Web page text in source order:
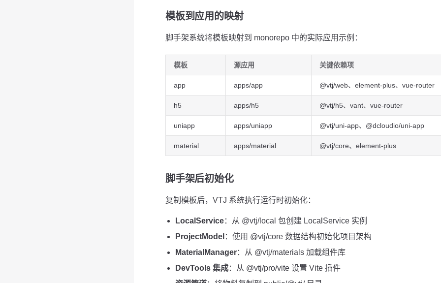
模板到应用的映射
脚手架系统将模板映射到 monorepo 中的实际应用示例：
模板 源应用 关键依赖项
app apps/app @vtj/web、element-plus、vue-router
h5 apps/h5 @vtj/h5、vant、vue-router
uniapp apps/uniapp @vtj/uni-app、@dcloudio/uni-app
material apps/material @vtj/core、element-plus
脚手架后初始化
复制模板后，VTJ 系统执行运行时初始化：
LocalService：从 @vtj/local 包创建 LocalService 实例
ProjectModel ：使用 @vtj/core 数据结构初始化项目架构
MaterialManager：从 @vtj/materials 加载组件库
DevTools 集成：从 @vtj/pro/vite 设置 Vite 插件